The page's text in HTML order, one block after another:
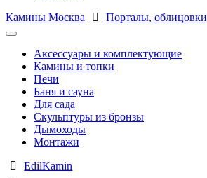
Камины Москва
Порталы, облицовки
Аксессуары и комплектующие
Камины и топки
Печи
Баня и сауна
Для сада
Скульптуры из бронзы
Дымоходы
Монтажи
EdilKamin